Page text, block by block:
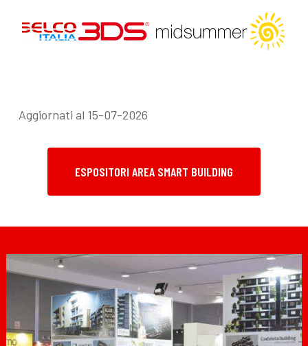
Aggiornati al 15-07-2026
ESPOSITORI AREA SMART BUILDING